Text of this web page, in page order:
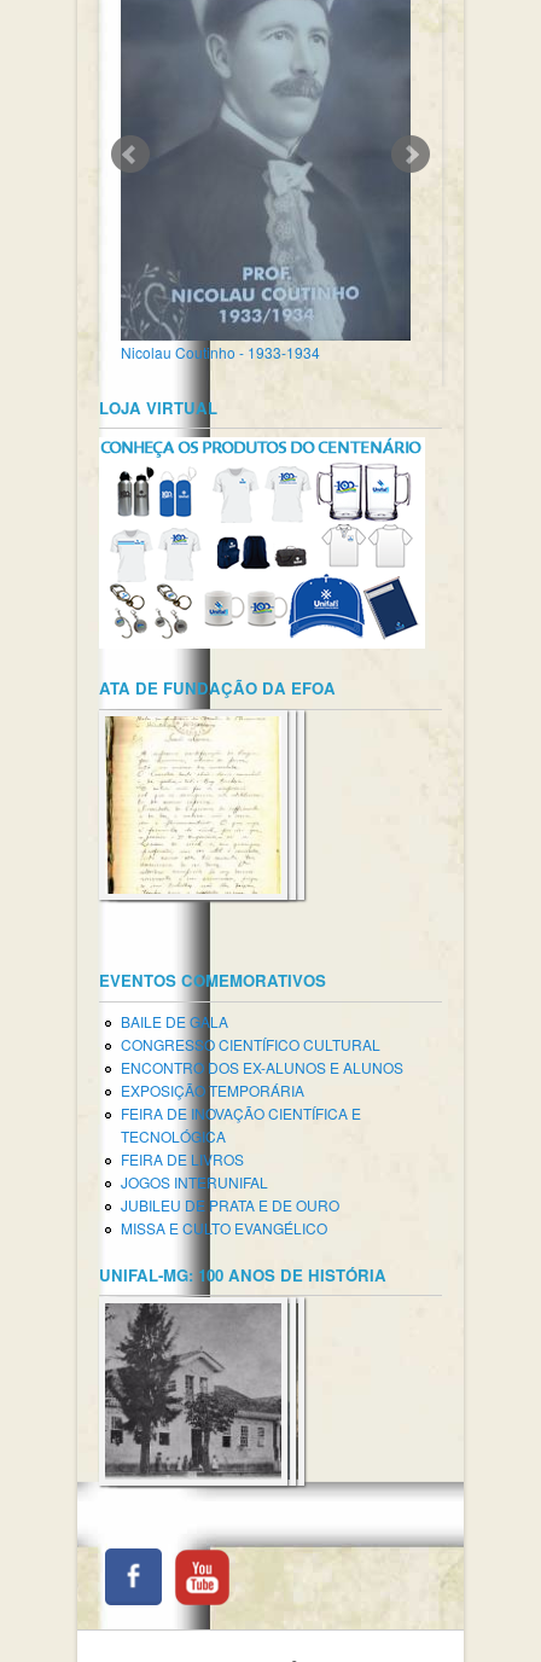
Nicolau Coutinho - 1933-1934
LOJA VIRTUAL
ATA DE FUNDAÇÃO DA EFOA
EVENTOS COMEMORATIVOS
BAILE DE GALA
CONGRESSO CIENTÍFICO CULTURAL
ENCONTRO DOS EX-ALUNOS E ALUNOS
EXPOSIÇÃO TEMPORÁRIA
FEIRA DE INOVAÇÃO CIENTÍFICA E
TECNOLÓGICA
FEIRA DE LIVROS
JOGOS INTERUNIFAL
JUBILEU DE PRATA E DE OURO
MISSA E CULTO EVANGÉLICO
UNIFAL-MG: 100 ANOS DE HISTÓRIA